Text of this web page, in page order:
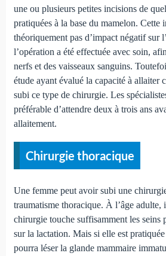
une ou plusieurs petites incisions de
pratiquées à la base du mamelon. Cette
théoriquement pas d’impact négatif sur
l’opération a été effectuée avec soin,
nerfs et des vaisseaux sanguins.
étude ayant évalué la capacité à allaiter
subi ce type de chirurgie. Les
préférable d’attendre deux à trois ans
allaitement.
Chirurgie thoracique
Une femme peut avoir subi une
traumatisme thoracique. À l’âge adulte,
chirurgie touche suffisamment les seins
sur la lactation. Mais si elle est
pourra léser la glande mammaire